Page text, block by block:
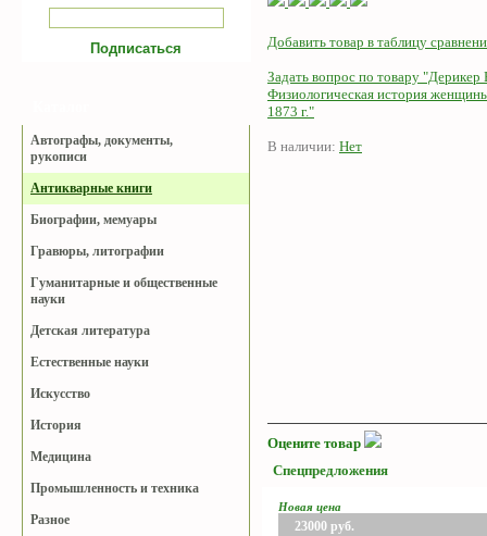
Автографы, документы,
рукописи
Антикварные книги
Биографии, мемуары
Гравюры, литографии
Гуманитарные и общественные
науки
Детская литература
Естественные науки
Искусство
История
Медицина
Промышленность и техника
Разное
Добавить товар в таблицу
Задать вопрос по товару "Дерикер
Физиологическая история
1873 г."
В наличии: Нет
Оцените товар
Спецпредложения
Новая цена
23000 руб.